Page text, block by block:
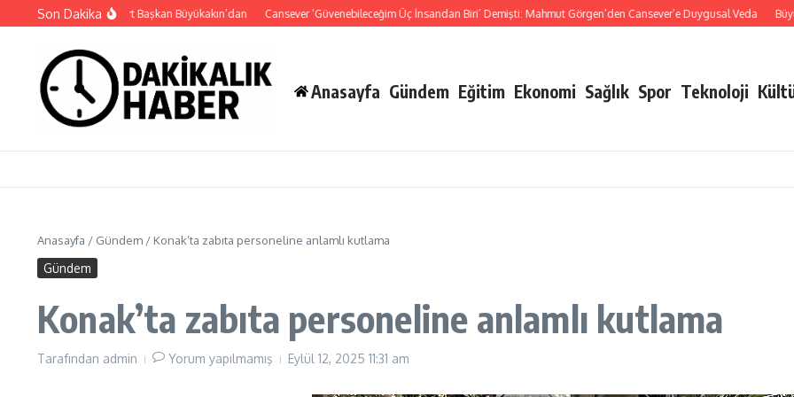
İçeriğe atlaSon Dakika
Süper Enduro’da start Başkan Büyükakın’dan Cansever ‘Güvenebileceğim Üç İnsandan Biri’ Demişti: Mahmut Görgen’den Cansever’e Duygusal Veda
Anasayfa Gündem Eğitim Ekonomi Sağlık Spor Teknoloji
Anasayfa / Gündem / ​Konak’ta zabıta personeline anlamlı kutlama
Gündem
​Konak’ta zabıta personeline anlamlı kutlama
Tarafından admin Yorum yapılmamış Eylül 12, 2025 11:31 am